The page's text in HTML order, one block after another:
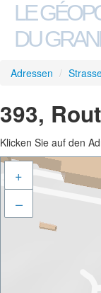
LE
DU
Adressen /
393,
Klicken Sie auf den
+
–